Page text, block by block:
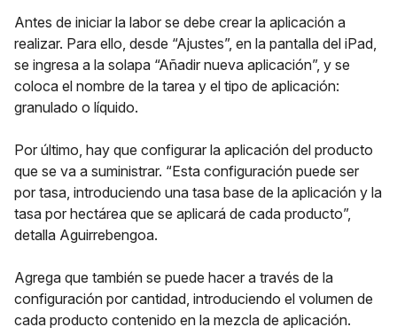
Antes de iniciar la labor se debe crear la aplicación a
realizar. Para ello, desde “Ajustes”, en la pantalla del iPad,
se ingresa a la solapa “Añadir nueva aplicación”, y se
coloca el nombre de la tarea y el tipo de aplicación:
granulado o líquido.
Por último, hay que configurar la aplicación del producto
que se va a suministrar. “Esta configuración puede ser
por tasa, introduciendo una tasa base de la aplicación y la
tasa por hectárea que se aplicará de cada producto”,
detalla Aguirrebengoa.
Agrega que también se puede hacer a través de la
configuración por cantidad, introduciendo el volumen de
cada producto contenido en la mezcla de aplicación.